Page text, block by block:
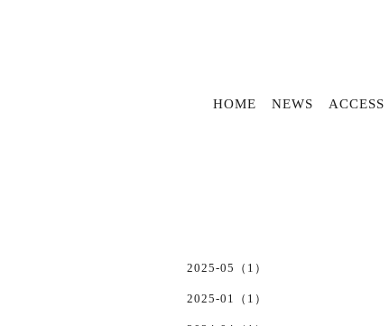
HOME NEWS ACCESS
2025-05（1）
2025-01（1）